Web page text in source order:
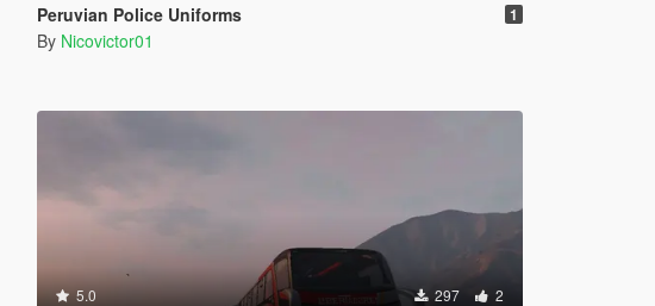
Peruvian Police Uniforms 1
By Nicovictor01
5.0 297 2